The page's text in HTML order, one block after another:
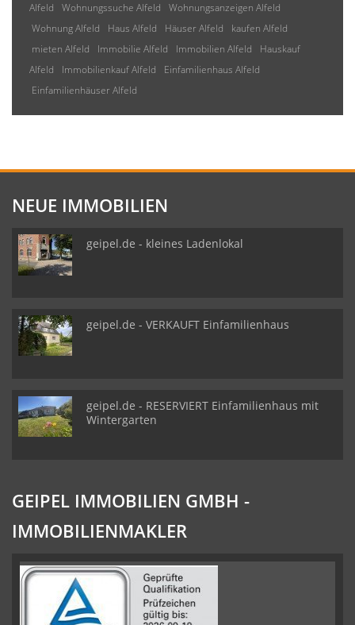
Alfeld
Wohnungssuche Alfeld
Wohnungsanzeigen Alfeld
Wohnung Alfeld
Haus Alfeld Häuser Alfeld
kaufen Alfeld
mieten Alfeld
Immobilie Alfeld Immobilien Alfeld
Hauskauf
Alfeld
Immobilienkauf Alfeld
Einfamilienhaus Alfeld
Einfamilienhäuser Alfeld
NEUE IMMOBILIEN
geipel.de - kleines Ladenlokal
geipel.de - VERKAUFT Einfamilienhaus
geipel.de - RESERVIERT Einfamilienhaus mit
Wintergarten
GEIPEL IMMOBILIEN GMBH -
IMMOBILIENMAKLER